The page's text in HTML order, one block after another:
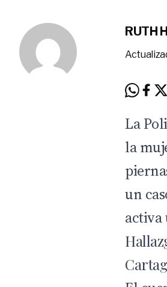
RUTH
La
la
un
activa